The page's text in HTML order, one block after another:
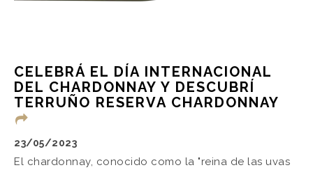
CELEBRÁ EL DÍA INTERNACIONAL
DEL CHARDONNAY Y DESCUBRÍ
TERRUÑO RESERVA CHARDONNAY
23/05/2023
El chardonnay, conocido como la "reina de las uvas